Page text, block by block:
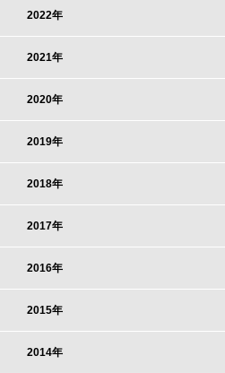
2022年
2021年
2020年
2019年
2018年
2017年
2016年
2015年
2014年